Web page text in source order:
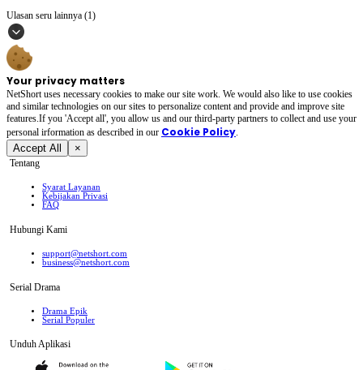
Ulasan seru lainnya (1)
Your privacy matters
NetShort uses necessary cookies to make our site work. We would also like to use cookies
and similar technologies on our sites to personalize content and provide and improve site
features.If you 'Accept all', you allow us and our third-party partners to collect and use your
personal irformation as described in our Cookie Policy.
Accept All ×
Tentang
Syarat Layanan
Kebijakan Privasi
FAQ
Hubungi Kami
support@netshort.com
business@netshort.com
Serial Drama
Drama Epik
Serial Populer
Unduh Aplikasi